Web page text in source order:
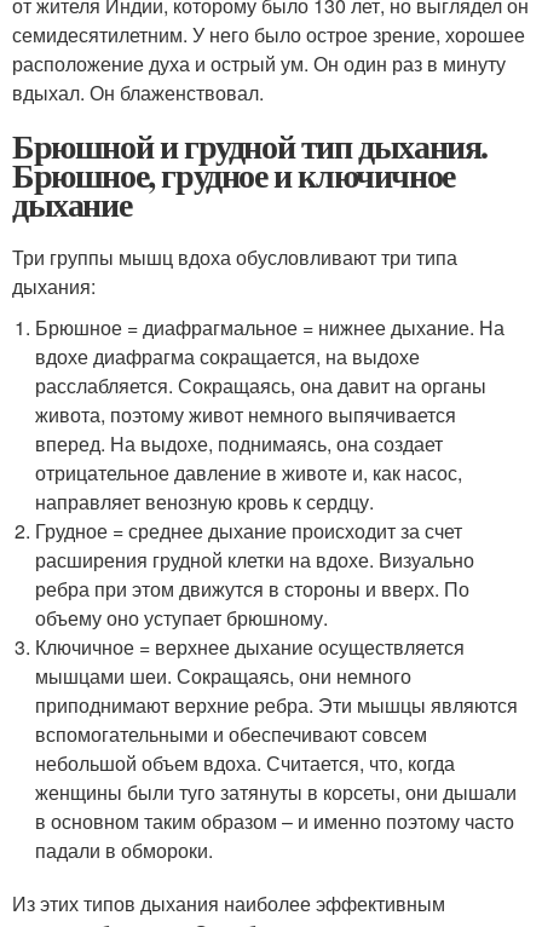
семидесятилетним. У него было острое зрение, хорошее
расположение духа и острый ум. Он один раз в минуту
вдыхал. Он блаженствовал.
Брюшной и грудной тип дыхания.
Брюшное, грудное и ключичное
дыхание
Три группы мышц вдоха обусловливают три типа
дыхания:
Брюшное = диафрагмальное = нижнее дыхание. На
вдохе диафрагма сокращается, на выдохе
расслабляется. Сокращаясь, она давит на органы
живота, поэтому живот немного выпячивается
вперед. На выдохе, поднимаясь, она создает
отрицательное давление в животе и, как насос,
направляет венозную кровь к сердцу.
Грудное = среднее дыхание происходит за счет
расширения грудной клетки на вдохе. Визуально
ребра при этом движутся в стороны и вверх. По
объему оно уступает брюшному.
Ключичное = верхнее дыхание осуществляется
мышцами шеи. Сокращаясь, они немного
приподнимают верхние ребра. Эти мышцы являются
вспомогательными и обеспечивают совсем
небольшой объем вдоха. Считается, что, когда
женщины были туго затянуты в корсеты, они дышали
в основном таким образом – и именно поэтому часто
падали в обмороки.
Из этих типов дыхания наиболее эффективным